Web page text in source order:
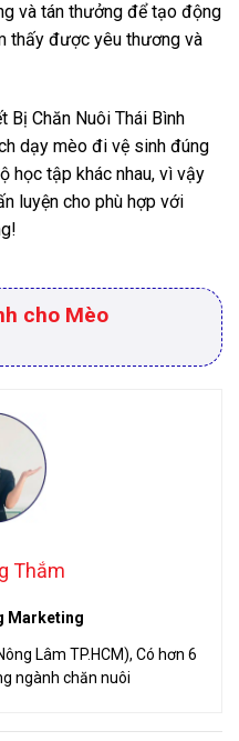
và tán thưởng để tạo động
thấy được yêu thương và
Bị Chăn Nuôi Thái Bình
dạy mèo đi vệ sinh đúng
học tập khác nhau, vì vậy
luyện cho phù hợp với
cho Mèo
Thắm
Marketing
Lâm TP.HCM), Có hơn 6
ngành chăn nuôi